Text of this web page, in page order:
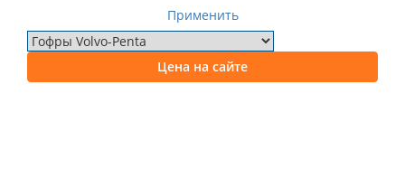
Применить
Цена на сайте